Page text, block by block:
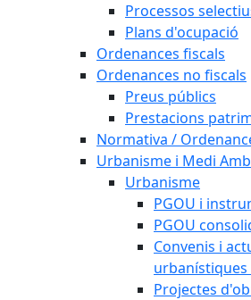
Processos
Plans d'ocupació
Ordenances fiscals
Ordenances no fiscals
Preus públics
Prestacions
Normativa /
Urbanisme i Medi
Urbanisme
PGOU i
PGOU
Convenis i
urbanístiques
Projectes